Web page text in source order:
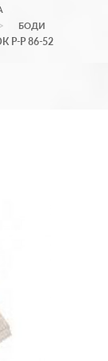
БОДИ
Р-Р 86-52